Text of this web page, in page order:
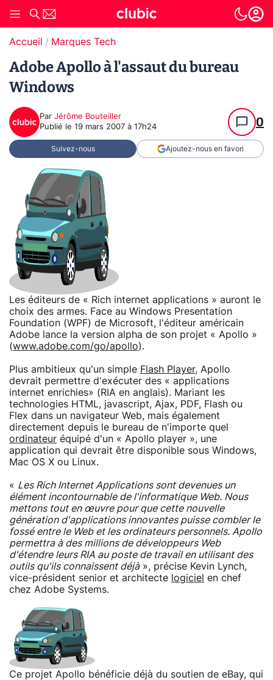
Accueil Marques Tech
Adobe Apollo à l'assaut du bureau
Windows
Par Jérôme Bouteiller
Publié le 19 mars 2007 à 17h24 0
Suivez-nous Ajoutez-nous en favori
Les éditeurs de « Rich internet applications » auront le
choix des armes. Face au Windows Presentation
Foundation (WPF) de Microsoft, l'éditeur américain
Adobe lance la version alpha de son projet « Apollo »
(www.adobe.com/go/apollo).
Plus ambitieux qu'un simple Flash Player, Apollo
devrait permettre d'exécuter des « applications
internet enrichies» (RIA en anglais). Mariant les
technologies HTML, javascript, Ajax, PDF, Flash ou
Flex dans un navigateur Web, mais également
directement depuis le bureau de n'importe quel
ordinateur équipé d'un « Apollo player », une
application qui devrait être disponible sous Windows,
Mac OS X ou Linux.
« Les Rich Internet Applications sont devenues un
élément incontournable de l'informatique Web. Nous
mettons tout en œuvre pour que cette nouvelle
génération d'applications innovantes puisse combler le
fossé entre le Web et les ordinateurs personnels. Apollo
permettra à des millions de développeurs Web
d'étendre leurs RIA au poste de travail en utilisant des
outils qu'ils connaissent déjà», précise Kevin Lynch,
vice-président senior et architecte logiciel en chef
chez Adobe Systems.
Ce projet Apollo bénéficie déjà du soutien de eBay, qui